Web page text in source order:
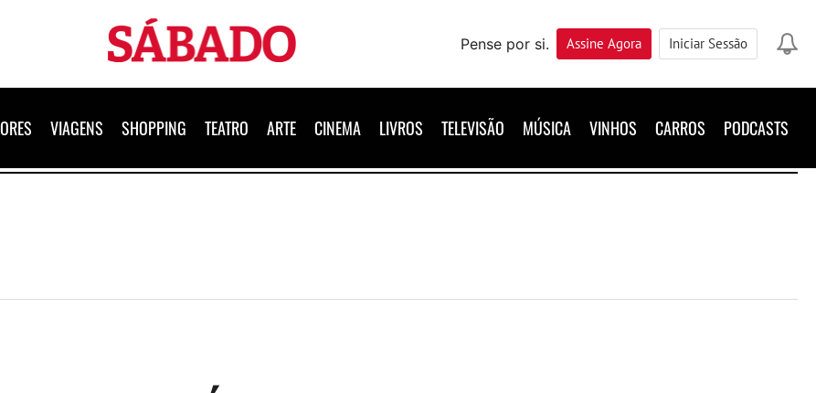
Sábado
Pense por si.
Assine Agora Iniciar Sessão
VIAGENS SHOPPING TEATRO ARTE CINEMA LIVROS TELEVISÃO MÚSICA VINHOS CARROS PODCASTS